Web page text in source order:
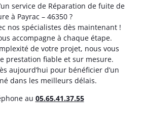
service de Réparation de fuite de
à Payrac – 46350 ?
nos spécialistes dès maintenant !
accompagne à chaque étape.
de votre projet, nous vous
prestation fiable et sur mesure.
aujourd’hui pour bénéficier d’un
dans les meilleurs délais.
au 05.65.41.37.55